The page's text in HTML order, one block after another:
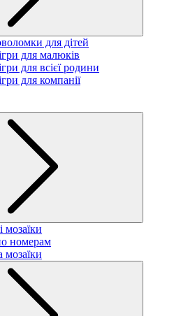
для дітей
для малюків
для всієї родини
для компанії
мозаїки
номерам
мозаїки